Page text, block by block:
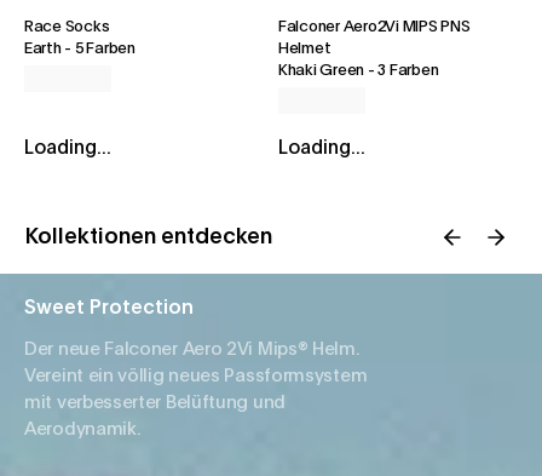
Race Socks
Earth- 5 Farben
Loading...
Falconer Aero2Vi MIPS PNS
Helmet
Khaki Green -3 Farben
Loading...
Kollektionen entdecken
Sweet Protection
Der neue Falconer Aero 2Vi Mips® Helm.
Vereint ein völlig neues Passformsystem
mit verbesserter Belüftung und
Aerodynamik.